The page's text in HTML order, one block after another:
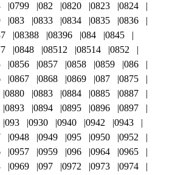
0799 082 0820 0823
0824
083 0833 0834 0835
0836
08388 08396 084
0845
0848 08512 08514
0852
0856 0857 0858 0859
086
0867 0868 0869 087
0875
0880 0883 0884 0885
0887
0893 0894 0895 0896
0897
093 0930 0940 0942
0943
0948 0949 095 0950
0952
0957 0959 096 0964
0965
0969 097 0972 0973
0974